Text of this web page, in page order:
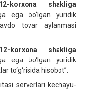
korxona shakliga
ega bo‘lgan yuridik
tovar aylanmasi
korxona shakliga
ega bo‘lgan yuridik
to‘g‘risida hisobot”.
serverlari kechayu-